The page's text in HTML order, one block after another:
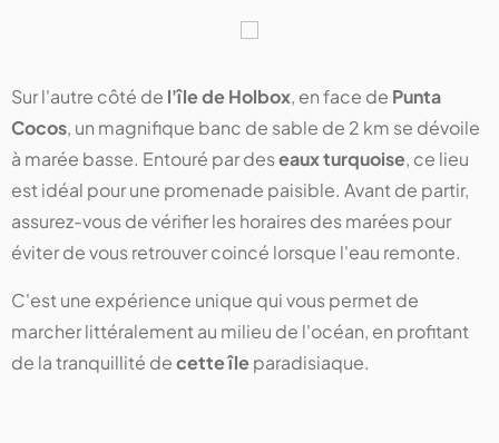
Sur l'autre côté de l'île de Holbox, en face de Punta
Cocos, un magnifique banc de sable de 2 km se dévoile
à marée basse. Entouré par deseaux turquoise, ce lieu
est idéal pour une promenade paisible. Avant de partir,
assurez-vous de vérifier les horaires des marées pour
éviter de vous retrouver coincé lorsque l'eau remonte.
C'est une expérience unique qui vous permet de
marcher littéralement au milieu de l'océan, en profitant
de la tranquillité decette îleparadisiaque.